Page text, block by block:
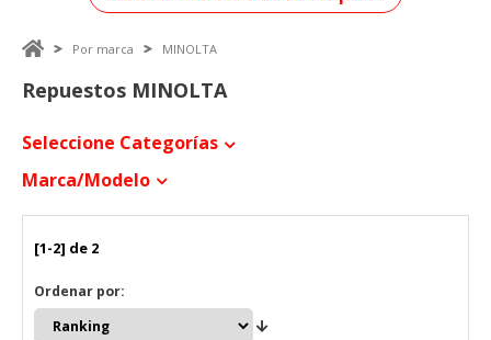
Por marca MINOLTA
Repuestos MINOLTA
Seleccione Categorías
Marca/modelo
[1-2] de 2
Ordenar por: